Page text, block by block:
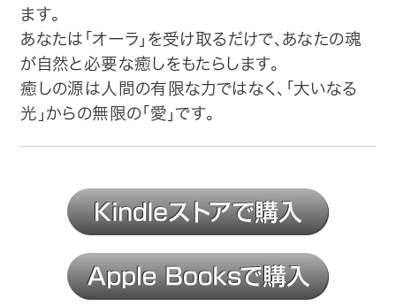
画像・文章の使用について
企業情報
ます。
あなたは「オーラ」を受け取るだけで、あなたの魂
が自然と必要な癒しをもたらします。
癒しの源は人間の有限な力ではなく、「大いなる
光」からの無限の「愛」です。